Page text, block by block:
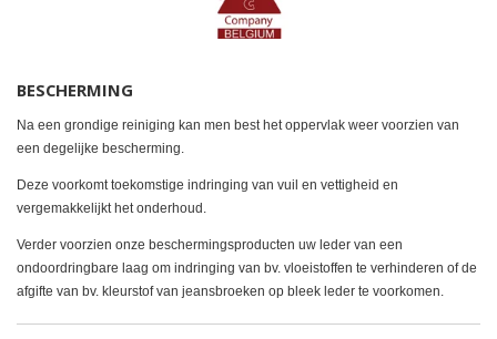
BESCHERMING
Na een grondige reiniging kan men best het oppervlak weer voorzien van
een degelijke bescherming.
Deze voorkomt toekomstige indringing van vuil en vettigheid en
vergemakkelijkt het onderhoud.
Verder voorzien onze beschermingsproducten uw leder van een
ondoordringbare laag om indringing van bv. vloeistoffen te verhinderen of de
afgifte van bv. kleurstof van jeansbroeken op bleek leder te voorkomen.